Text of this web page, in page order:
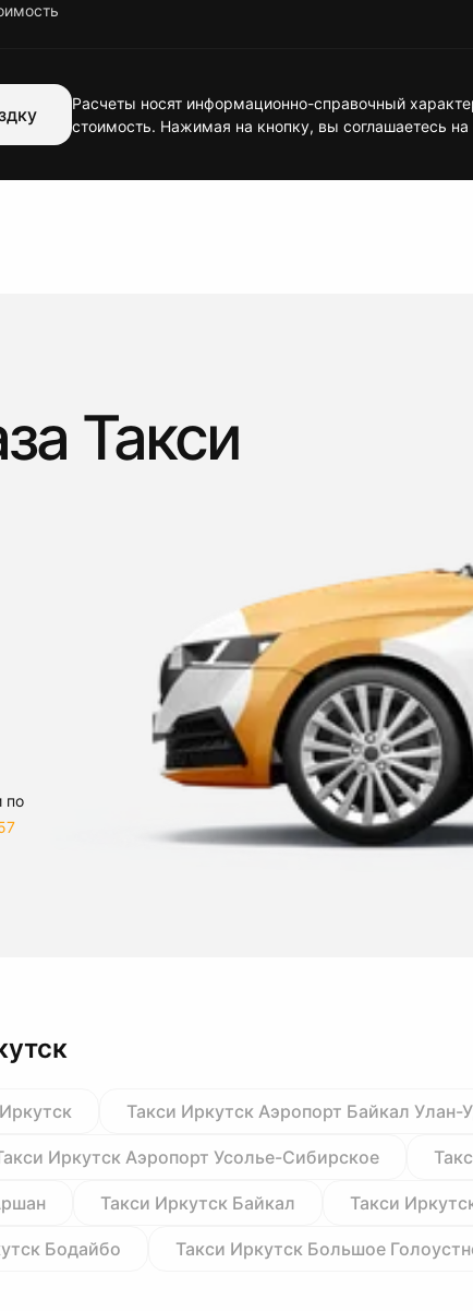
Расчеты носят информационно-справочный
стоимость. Нажимая на кнопку, вы соглашаетесь на
Такси
по
Такси Иркутск Аэропорт Байкал Улан-
Иркутск Аэропорт Усолье-Сибирское
Такси Иркутск Байкал Такси
Бодайбо Такси Иркутск Большое